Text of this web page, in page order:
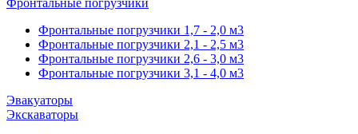
Фронтальные погрузчики
Фронтальные погрузчики 1,7 - 2,0 м3
Фронтальные погрузчики 2,1 - 2,5 м3
Фронтальные погрузчики 2,6 - 3,0 м3
Фронтальные погрузчики 3,1 - 4,0 м3
Эвакуаторы
Экскаваторы